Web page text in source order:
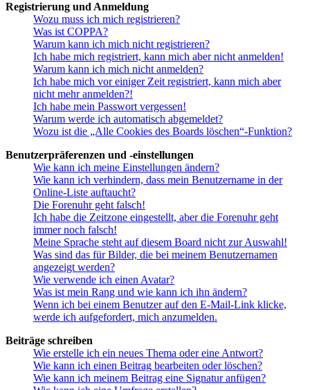
Registrierung und Anmeldung
Wozu muss ich mich registrieren?
Was ist COPPA?
Warum kann ich mich nicht registrieren?
Ich habe mich registriert, kann mich aber nicht anmelden!
Warum kann ich mich nicht anmelden?
Ich habe mich vor einiger Zeit registriert, kann mich aber
nicht mehr anmelden?!
Ich habe mein Passwort vergessen!
Warum werde ich automatisch abgemeldet?
Wozu ist die „Alle Cookies des Boards löschen“-Funktion?
Benutzerpräferenzen und -einstellungen
Wie kann ich meine Einstellungen ändern?
Wie kann ich verhindern, dass mein Benutzername in der
Online-Liste auftaucht?
Die Forenuhr geht falsch!
Ich habe die Zeitzone eingestellt, aber die Forenuhr geht
immer noch falsch!
Meine Sprache steht auf diesem Board nicht zur Auswahl!
Was sind das für Bilder, die bei meinem Benutzernamen
angezeigt werden?
Wie verwende ich einen Avatar?
Was ist mein Rang und wie kann ich ihn ändern?
Wenn ich bei einem Benutzer auf den E-Mail-Link klicke,
werde ich aufgefordert, mich anzumelden.
Beiträge schreiben
Wie erstelle ich ein neues Thema oder eine Antwort?
Wie kann ich einen Beitrag bearbeiten oder löschen?
Wie kann ich meinem Beitrag eine Signatur anfügen?